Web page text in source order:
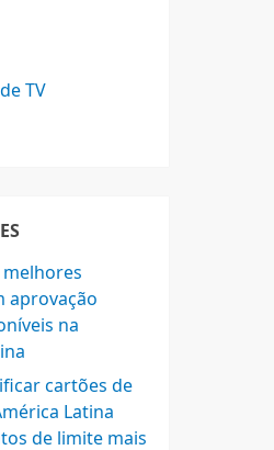
TV
melhores
aprovação
na
cartões de
Latina
de limite mais